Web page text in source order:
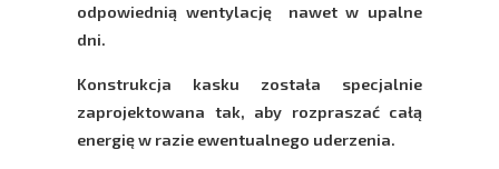
odpowiednią wentylację nawet w upalne
dni.
Konstrukcja kasku została specjalnie
zaprojektowana tak, aby rozpraszać całą
energię w razie ewentualnego uderzenia.